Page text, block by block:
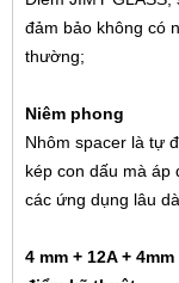
đảm bảo không có
thường;
Niêm phong
Nhôm spacer là tự
kép con dấu mà áp
các ứng dụng lâu
4 mm + 12A +